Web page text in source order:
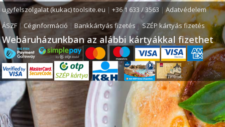
ugyfelszolgalat (kukac) toolsite.eu |+36 1 633 / 3563|Adatvédelem|
ÁSZF |Céginformáció |Bankkártyás fizetés|SZÉP kártyás fizetés
Webáruházunkban az alábbi kártyákkal fizethet